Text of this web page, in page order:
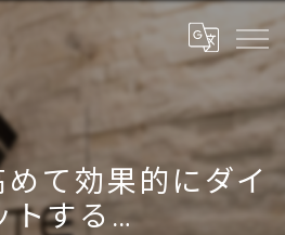
て効果的にダイ
トする…